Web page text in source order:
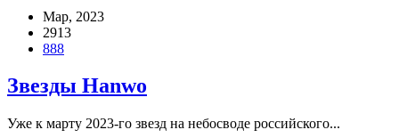
Мар, 2023
2913
888
Звезды Hanwo
Уже к мар­ту 2023-го звезд на небо­сво­де рос­сий­ско­го...